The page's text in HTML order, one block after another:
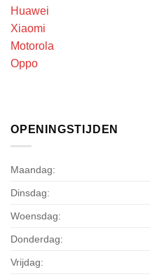
Huawei
Xiaomi
Motorola
Oppo
OPENINGSTIJDEN
Maandag:
Dinsdag:
Woensdag:
Donderdag:
Vrijdag: